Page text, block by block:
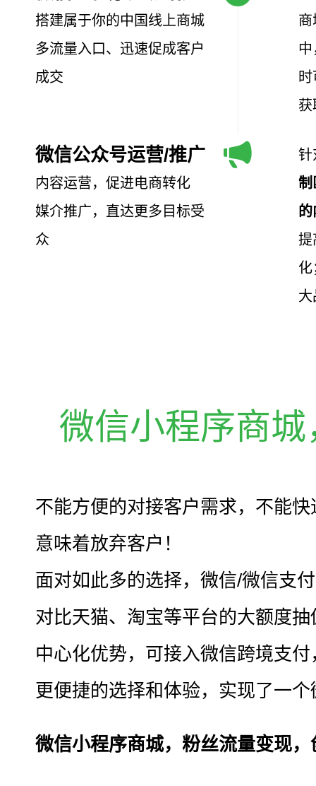
搭建属于你的中国线上商城
多流量入口、迅速促成客户
成交
商
获
微信公众号运营/推广
内容运营，促进电商转化
媒介推广，直达更多目标受
众
针
制
提
化
大
微信小程序商
不能方便的对接客户需求，不能
意味着放弃客户！
面对如此多的选择，微信/微信支
对比天猫、淘宝等平台的大额度
中心化优势，可接入微信跨境支
更便捷的选择和体验，实现了一
微信小程序商城，粉丝流量变现